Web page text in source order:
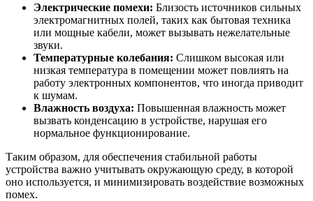
Электрические помехи: Близость источников сильных
электромагнитных полей, таких как бытовая техника
или мощные кабели, может вызывать нежелательные
звуки.
Температурные колебания: Слишком высокая или
низкая температура в помещении может повлиять на
работу электронных компонентов, что иногда приводит
к шумам.
Влажность воздуха: Повышенная влажность может
вызвать конденсацию в устройстве, нарушая его
нормальное функционирование.
Таким образом, для обеспечения стабильной работы
устройства важно учитывать окружающую среду, в которой
оно используется, и минимизировать воздействие возможных
помех.